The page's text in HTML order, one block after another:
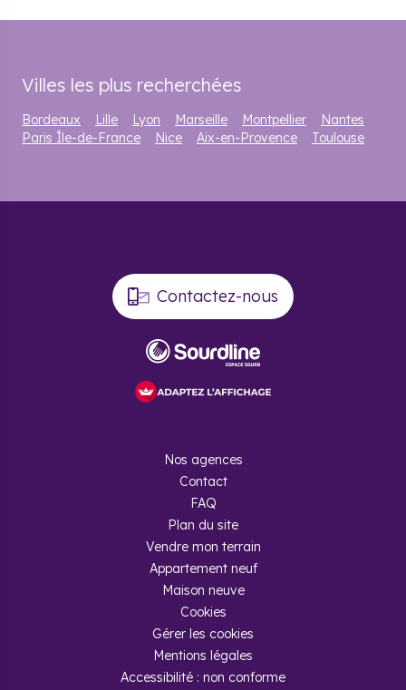
Villes les plus recherchées
Bordeaux Lille Lyon Marseille Montpellier
Nantes
Paris Île-de-France
Nice Aix-en-Provence Toulouse
Contactez-nous
Nos agences
Contact
FAQ
Plan du site
Vendre mon terrain
Appartement neuf
Maison neuve
Cookies
Gérer les cookies
Mentions légales
Accessibilité : non conforme